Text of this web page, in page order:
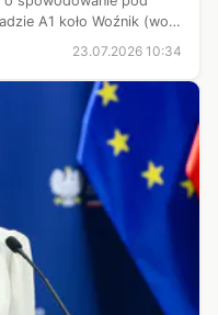
A1 koło Woźnik (woj.
przez innych
23.07.2026 10:34